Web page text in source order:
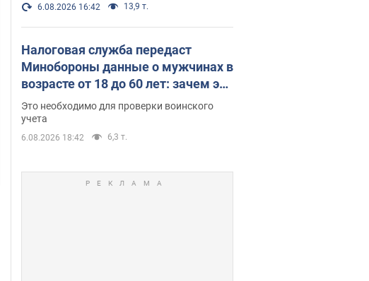
6.08.2026 16:42 13,9 т.
Налоговая служба передаст
Минобороны данные о мужчинах в
возрасте от 18 до 60 лет: зачем это
нужно
Это необходимо для проверки воинского
учета
6.08.2026 18:42 6,3 т.